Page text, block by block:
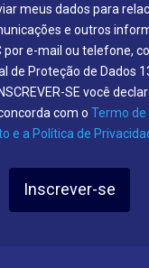
meus dados para
e outros
por e-mail ou telefone,
de Proteção de Dados
SE você
com o Termo de
e a Política de
Inscrever-se